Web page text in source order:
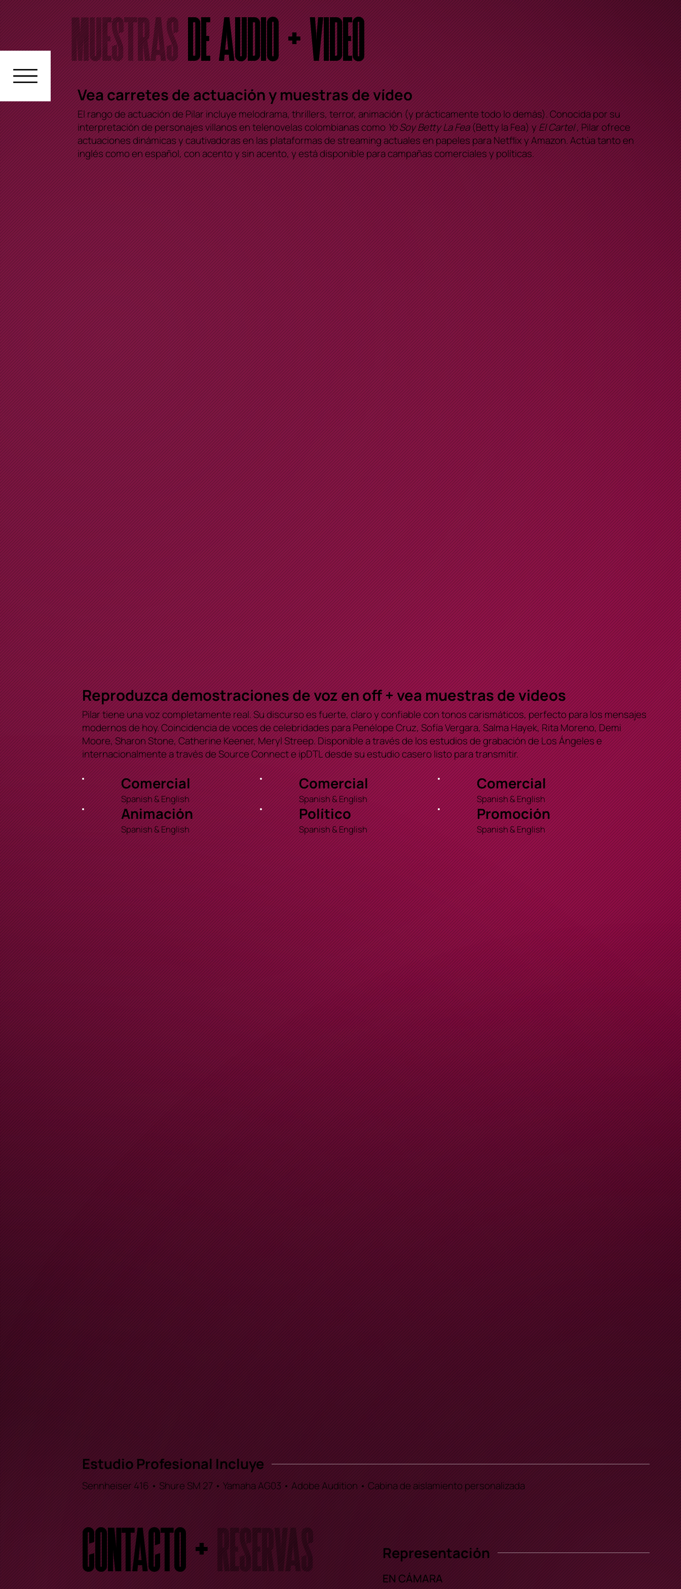
Muestrasde AUDIO + VIDEO
Vea carretes de actuación y muestras de vídeo
El rango de actuación de Pilar incluye melodrama, thrillers, terror, animación (y prácticamente todo lo demás). Conocida por su
interpretación de personajes villanos en telenovelas colombianas comoYo Soy Betty La Fea(Betty la Fea) yEl Cartel, Pilar ofrece
actuaciones dinámicas y cautivadoras en las plataformas de streaming actuales en papeles para Netflix y Amazon. Actúa tanto en
inglés como en español, con acento y sin acento, y está disponible para campañas comerciales y políticas.
Reproduzca demostraciones de voz en off + vea muestras de videos
Pilar tiene una voz completamente real. Su discurso es fuerte, claro y confiable con tonos carismáticos, perfecto para los mensajes
modernos de hoy. Coincidencia de voces de celebridades para Penélope Cruz, Sofía Vergara, Salma Hayek, Rita Moreno, Demi
Moore, Sharon Stone, Catherine Keener, Meryl Streep. Disponible a través de los estudios de grabación de Los Ángeles e
internacionalmente a través de Source Connect e ipDTL desde su estudio casero listo para transmitir.
Spanish & English
Comercial
Spanish & English
Comercial
Spanish & English
Comercial
Spanish & English
Animación
Spanish & English
Político
Spanish & English
Promoción
Estudio Profesional Incluye
Sennheiser 416 • Shure SM 27 • Yamaha AG03 • Adobe Audition • Cabina de aislamiento personalizada
Contacto +Reservas EN CÁMARA
Representación